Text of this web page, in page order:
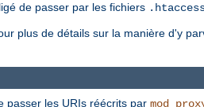
de passer par les fichiers
plus de détails sur la manière d'y
passer les URIs réécrits par